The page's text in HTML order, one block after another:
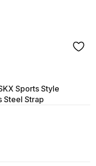
Sports Style
Steel Strap